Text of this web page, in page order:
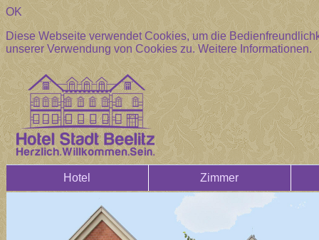
OK
Diese Webseite verwendet Cookies, um die
unserer Verwendung von Cookies zu.Weitere Informationen.
Hotel Zimmer